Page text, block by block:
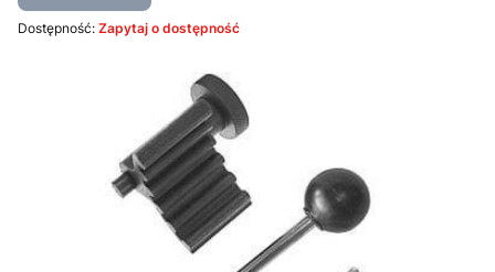
Dostępność: Zapytaj o dostępność